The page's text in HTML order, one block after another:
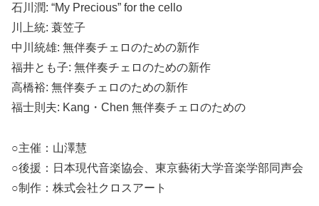
石川潤: “My Precious” for the cello
川上統: 蓑笠子
中川統雄: 無伴奏チェロのための新作
福井とも子: 無伴奏チェロのための新作
高橋裕: 無伴奏チェロのための新作
福士則夫: Kang・Chen 無伴奏チェロのための
○主催：山澤慧
○後援：日本現代音楽協会、東京藝術大学音楽学部同声会
○制作：株式会社クロスアート